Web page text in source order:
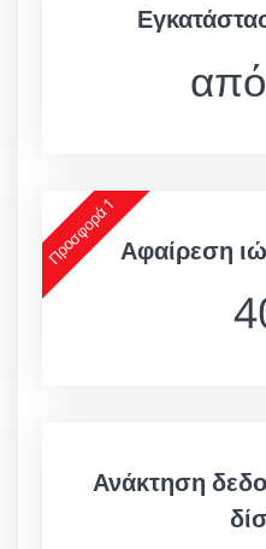
Προσφορά 1Αφαίρεση
Ανάκτηση